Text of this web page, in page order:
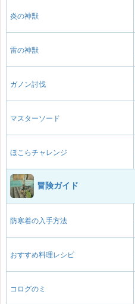
炎の神獣
雷の神獣
ガノン討伐
マスターソード
ほこらチャレンジ
冒険ガイド
防寒着の入手方法
おすすめ料理レシピ
コログのミ